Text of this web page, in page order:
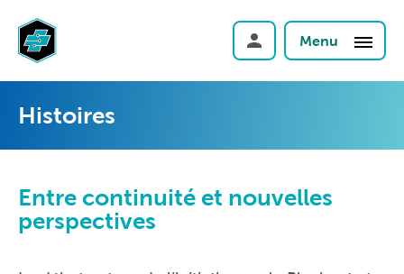
Menu
Histoires
Entre continuité et nouvelles
perspectives